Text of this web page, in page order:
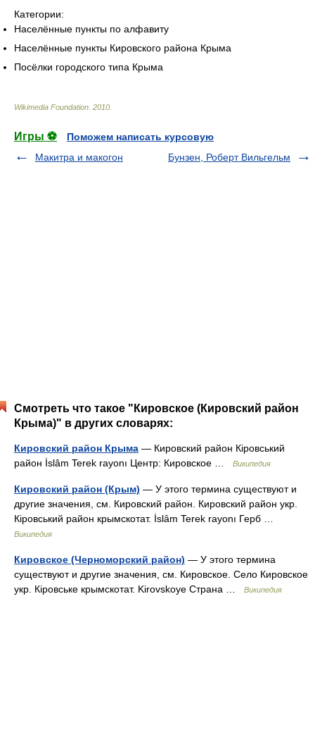
Категории:
Населённые пункты по алфавиту
Населённые пункты Кировского района Крыма
Посёлки городского типа Крыма
Wikimedia Foundation 2010
Игры ⚽
Поможем написать курсовую
Макитра и макогон
Бунзен, Роберт Вильгельм
Смотреть что такое "Кировское (Кировский район
Крыма)" в других словарях:
Кировский район Крыма — Кировский район Кіровський
район İslâm Terek rayonı Центр: Кировское …
Википедия
Кировский район (Крым) — У этого термина существуют и
другие значения, см. Кировский район. Кировский район укр.
Кіровський район крымскотат. İslâm Terek rayonı Герб …
Википедия
Кировское (Черноморский район) — У этого термина
существуют и другие значения, см. Кировское. Село Кировское
укр. Кіровське крымскотат. Kirovskoye Страна …
Википедия